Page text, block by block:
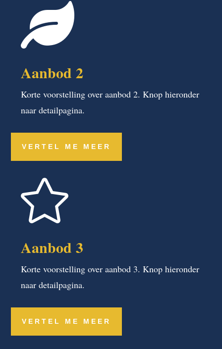

Aanbod 2
Korte voorstelling over aanbod 2. Knop hieronder
naar detailpagina.
VERTEL ME MEER

Aanbod 3
Korte voorstelling over aanbod 3. Knop hieronder
naar detailpagina.
VERTEL ME MEER